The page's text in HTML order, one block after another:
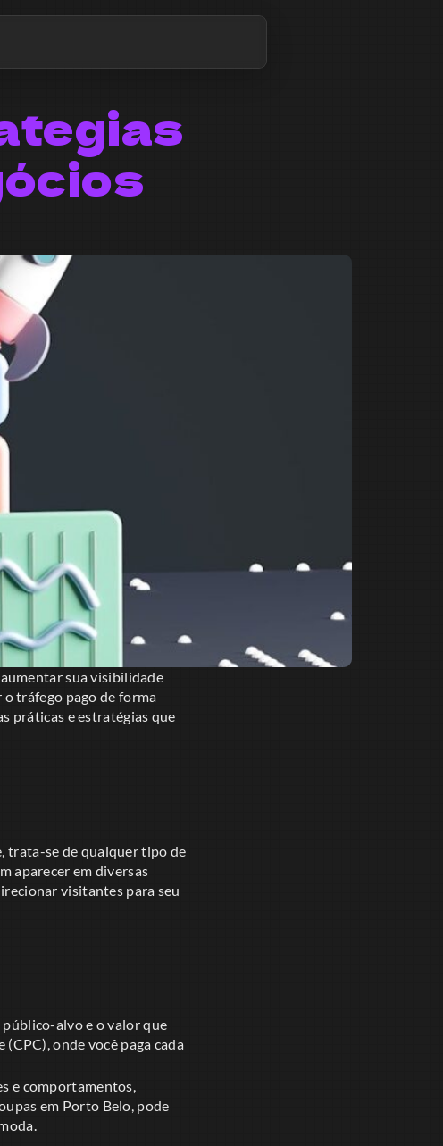
sua visibilidade
tráfego pago de forma
práticas e estratégias que
trata-se de qualquer tipo de
aparecer em diversas
visitantes para seu
alvo e o valor que
onde você paga cada
e comportamentos,
em Porto Belo, pode